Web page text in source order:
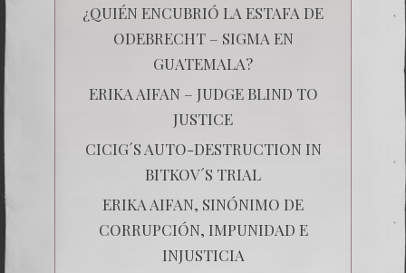
¿QUIÉN ENCUBRIÓ LA ESTAFA DE
ODEBRECHT – SIGMA EN
GUATEMALA?
ERIKA AIFAN – JUDGE BLIND TO
JUSTICE
CICIG´S AUTO-DESTRUCTION IN
BITKOV´S TRIAL
ERIKA AIFAN, SINÓNIMO DE
CORRUPCIÓN, IMPUNIDAD E
INJUSTICIA